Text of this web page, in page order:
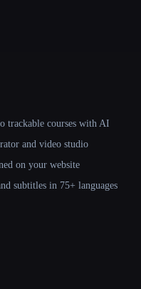
trackable courses with AI
and video studio
on your website
subtitles in 75+ languages